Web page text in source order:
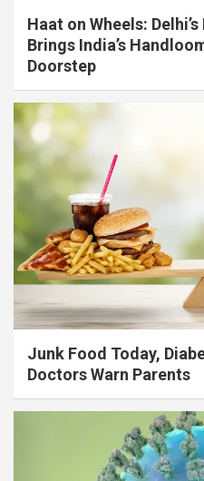
Haat on Wheels:
Brings India’s
Doorstep
Junk Food Today,
Doctors Warn Parents